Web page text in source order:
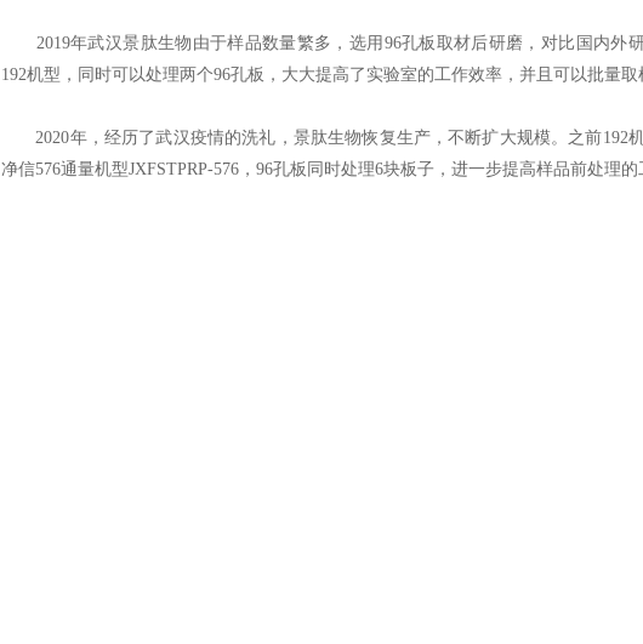
2019年武汉景肽生物由于样品数量繁多，选用96孔板取材后研磨，对比国内外研
192机型，同时可以处理两个96孔板，大大提高了实验室的工作效率，并且可以批量取
2020年，经历了武汉疫情的洗礼，景肽生物恢复生产，不断扩大规模。之前192
净信576通量机型JXFSTPRP-576，96孔板同时处理6块板子，进一步提高样品前处理的